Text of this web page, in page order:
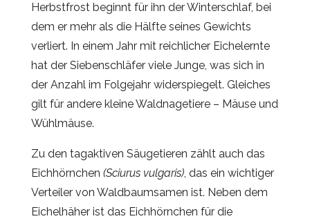
Herbstfrost beginnt für ihn der Winterschlaf, bei
dem er mehr als die Hälfte seines Gewichts
verliert. In einem Jahr mit reichlicher Eichelernte
hat der Siebenschläfer viele Junge, was sich in
der Anzahl im Folgejahr widerspiegelt. Gleiches
gilt für andere kleine Waldnagetiere – Mäuse und
Wühlmäuse.
Zu den tagaktiven Säugetieren zählt auch das
Eichhörnchen (Sciurus vulgaris), das ein wichtiger
Verteiler von Waldbaumsamen ist. Neben dem
Eichelhäher ist das Eichhörnchen für die